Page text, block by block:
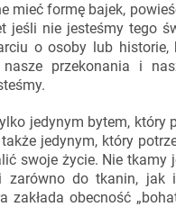
mieć formę bajek,
jeśli nie jesteśmy tego
o osoby lub
nasze przekonania i
jedynym bytem,
jedynym, który
swoje życie. Nie
zarówno do tkanin,
zakłada obecność